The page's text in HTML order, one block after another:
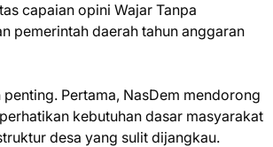
capaian opini Wajar Tanpa
pemerintah daerah tahun anggaran
Pertama, NasDem mendorong
kebutuhan dasar masyarakat
desa yang sulit dijangkau.